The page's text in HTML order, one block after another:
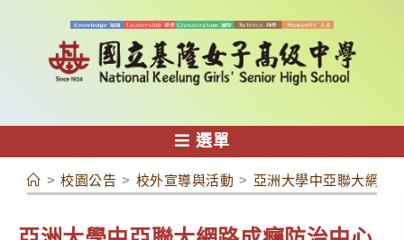
容
選單
> 校園公告 > 校外宣導與活動 > 亞洲大學中亞聯大網路